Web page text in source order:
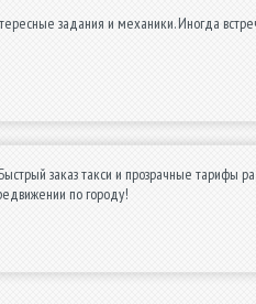
задания и механики. Иногда
заказ такси и прозрачные тарифы
по городу!